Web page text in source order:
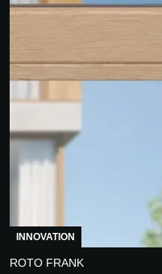
INNOVATION
ROTO FRANK